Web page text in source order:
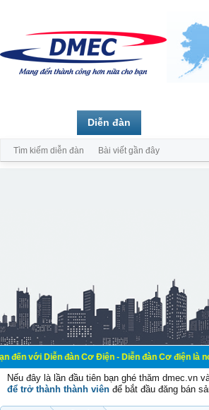
đàn Cơ Điện - Diễn đàn Cơ điện là nơi chia
Nếu đây là lần đầu tiên bạn ghé thăm dmec.vn
để trở thành thành viên để bắt đầu đăng bán
Diễn đàn
Tìm kiếm diễn đàn Bài viết gần đây